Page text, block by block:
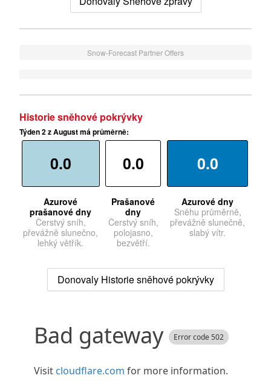
Snow-Forecast Partner Offers
Historie sněhové pokrývky
Týden 2 z August má průměrně:
0.0
Azurové
prašanové dny
Čerstvý sníh,
převážně slunečno,
lehký větřík.
0.0
Prašanové
dny
Čerstvý sníh,
polojasno,
bezvětří.
0.0
Azurové dny
Sněhu průměrně,
převážně slunečně,
slabý vítr.
Donovaly Historie sněhové pokrývky